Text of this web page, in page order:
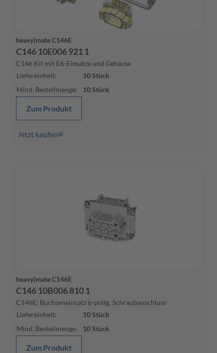
heavy|mate C146E
C146 10E006 921 1
C146 Kit mit E6-Einsätze und Gehäuse
Liefereinheit: 10Stück
Mind. Bestellmenge: 10Stück
Zum Produkt
Jetzt kaufen
heavy|mate C146E
C146 10B006 810 1
C146E; Buchseneinsatz 6-polig; Schraubanschluss
Liefereinheit: 10Stück
Mind. Bestellmenge: 10Stück
Zum Produkt